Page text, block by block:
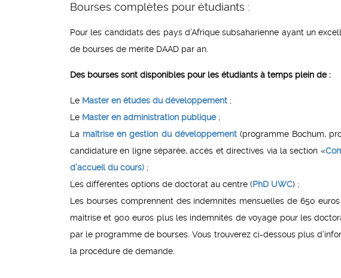
Bourses complètes pour étudiants :
Pour les candidats des pays d’Afrique subsaharienne ayant un
de bourses de mérite DAAD par an.
Des bourses sont disponibles pour les étudiants à temps plein de :
Le Master en études du développement ;
Le Master en administration publique;
La maîtrise en gestion du développement(programme Bochum,
candidature en ligne séparée, accès et directives via la section «
d’accueil du cours) ;
Les différentes options de doctorat au centre (PhD UWC) ;
Les bourses comprennent des indemnités mensuelles de 650
maîtrise et 900 euros plus les indemnités de voyage pour les
par le programme de bourses. Vous trouverez ci-dessous plus
la procédure de demande.